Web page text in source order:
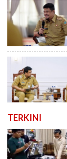
TERKINI